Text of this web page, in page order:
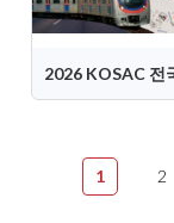
1 2